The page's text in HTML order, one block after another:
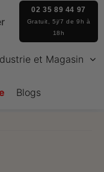
02 35 89 44 97
Gratuit, 5j/7 de 9h à
18h
et Magasin
Blogs